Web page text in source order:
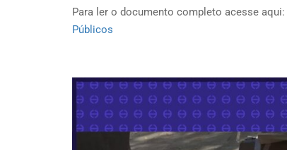
Para ler o documento completo acesse aqui:
Públicos